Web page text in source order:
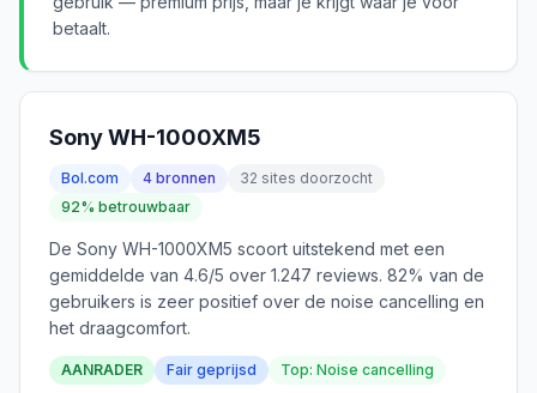
betaalt.
Sony WH-1000XM5
Bol.com 4 bronnen
32 sites doorzocht
92% betrouwbaar
De Sony WH-1000XM5 scoort uitstekend met een
gemiddelde van 4.6/5 over 1.247 reviews. 82% van de
gebruikers is zeer positief over de noise cancelling en
het draagcomfort.
AANRADER Fair geprijsd Top: Noise cancelling